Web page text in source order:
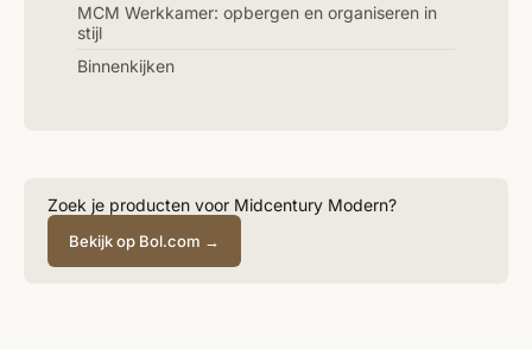
MCM Werkkamer: opbergen en organiseren in
stijl
Binnenkijken
Zoek je producten voor Midcentury Modern?
Bekijk op Bol.com →